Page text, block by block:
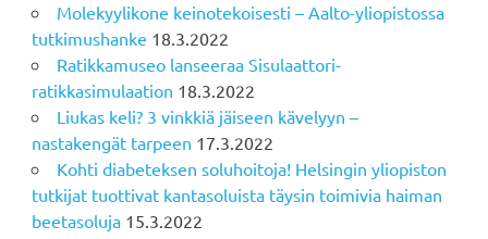
Molekyylikone keinotekoisesti – Aalto-yliopistossa
tutkimushanke 18.3.2022
Ratikkamuseo lanseeraa Sisulaattori-
ratikkasimulaation 18.3.2022
Liukas keli? 3 vinkkiä jäiseen kävelyyn –
nastakengät tarpeen 17.3.2022
Kohti diabeteksen soluhoitoja! Helsingin yliopiston
tutkijat tuottivat kantasoluista täysin toimivia haiman
beetasoluja 15.3.2022